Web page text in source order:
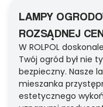
LAMPY
ROZSĄDNEJ
W ROLPOL
Twój ogród był nie
bezpieczny. Nasze
mieszanka
estetycznego